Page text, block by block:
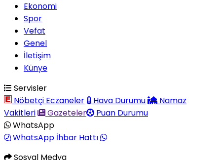
Ekonomi
Spor
Vefat
Genel
İletişim
Künye
Servisler
Nöbetçi Eczaneler
Hava Durumu
Namaz
Vakitleri
Gazeteler
Puan Durumu
WhatsApp
WhatsApp İhbar Hattı
Sosyal Medya